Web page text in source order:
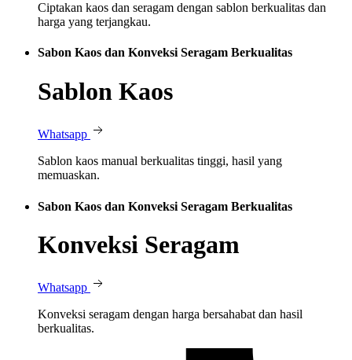
Ciptakan kaos dan seragam dengan sablon berkualitas dan
harga yang terjangkau.
Sabon Kaos dan Konveksi Seragam Berkualitas
Sablon Kaos
Whatsapp
Sablon kaos manual berkualitas tinggi, hasil yang
memuaskan.
Sabon Kaos dan Konveksi Seragam Berkualitas
Konveksi Seragam
Whatsapp
Konveksi seragam dengan harga bersahabat dan hasil
berkualitas.